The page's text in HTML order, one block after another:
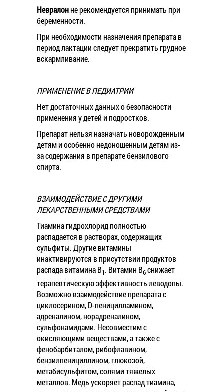
Невралонне рекомендуется принимать при
беременности.
При необходимости назначения препарата в
период лактации следует прекратить грудное
вскармливание.
ПРИМЕНЕНИЕ В ПЕДИАТРИИ
Нет достаточных данных о безопасности
применения у детей и подростков.
Препарат нельзя назначать новорожденным
детям и особенно недоношенным детям из-
за содержания в препарате бензилового
спирта.
ВЗАИМОДЕЙСТВИЕ С ДРУГИМИ
ЛЕКАРСТВЕННЫМИ СРЕДСТВАМИ
Тиамина гидрохлорид полностью
распадается в растворах, содержащих
сульфиты. Другие витамины
инактивируются в присутствии продуктов
распада витамина B1. Витамин B6снижает
терапевтическую эффективность леводопы.
Возможно взаимодействие препарата с
циклосерином, D-пеницилламином,
адреналином, норадреналином,
сульфонамидами. Несовместим с
окисляющими веществами, а также с
фенобарбиталом, рибофлавином,
бензилпенициллином, глюкозой,
метабисульфитом, солями тяжелых
металлов. Медь ускоряет распад тиамина,